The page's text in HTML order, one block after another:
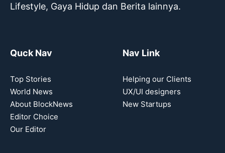
Lifestyle, Gaya Hidup dan Berita lainnya.
Quck Nav
Top Stories
World News
About BlockNews
Editor Choice
Our Editor
Nav Link
Helping our Clients
UX/UI designers
New Startups